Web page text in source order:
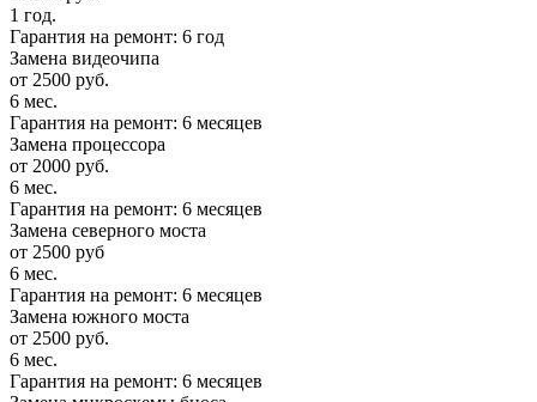
1 год.
Гарантия на ремонт: 6 год
Замена видеочипа
от 2500 руб.
6 мес.
Гарантия на ремонт: 6 месяцев
Замена процессора
от 2000 руб.
6 мес.
Гарантия на ремонт: 6 месяцев
Замена северного моста
от 2500 руб
6 мес.
Гарантия на ремонт: 6 месяцев
Замена южного моста
от 2500 руб.
6 мес.
Гарантия на ремонт: 6 месяцев